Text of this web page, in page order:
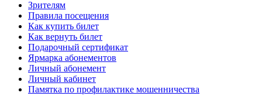
Зрителям
Правила посещения
Как купить билет
Как вернуть билет
Подарочный сертификат
Ярмарка абонементов
Личный абонемент
Личный кабинет
Памятка по профилактике мошенничества